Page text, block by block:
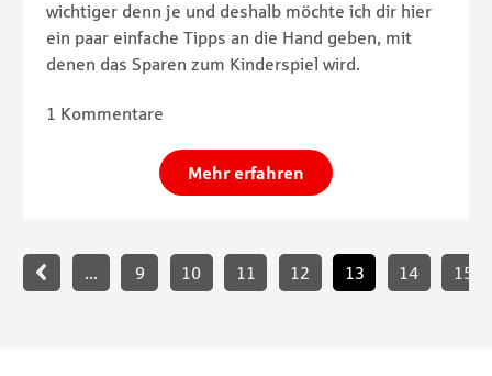
wichtiger denn je und deshalb möchte ich dir hier
ein paar einfache Tipps an die Hand geben, mit
denen das Sparen zum Kinderspiel wird.
1 Kommentare
Mehr erfahren
Paginierung
...
9 10 11 12 13 14 15